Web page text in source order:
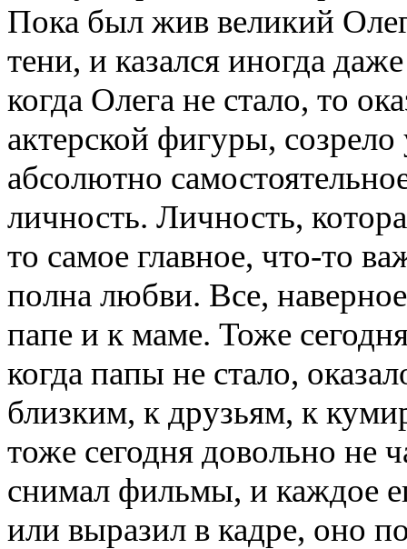
Пока был жив великий
тени, и казался иногда
когда Олега не стало, то
актерской фигуры,
абсолютно
личность. Личность,
то самое главное, что-то
полна любви. Все,
папе и к маме. Тоже
когда папы не стало,
близким, к друзьям, к
тоже сегодня довольно не
снимал фильмы, и каждое
или выразил в кадре, оно